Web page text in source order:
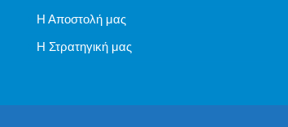
Η Αποστολή μας
Η Στρατηγική μας